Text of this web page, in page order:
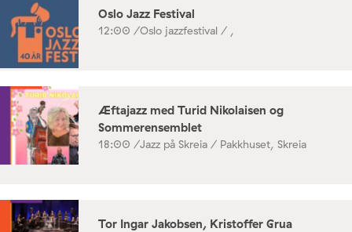
Oslo Jazz Festival
12:00 /Oslo jazzfestival / ,
Æftajazz med Turid Nikolaisen og
Sommerensemblet
18:00 /Jazz på Skreia / Pakkhuset, Skreia
Tor Ingar Jakobsen, Kristoffer Grua